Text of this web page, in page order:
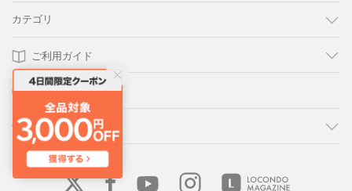
カテゴリ
ご利用ガイド
よくあるご質問
会社概要・規約